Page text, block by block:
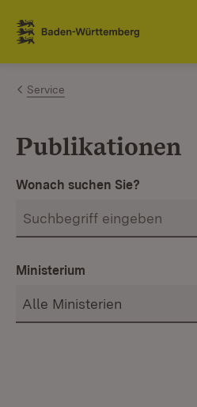
Zum Inhalt springen
Link zur Startseite
Service
Publikationen
Wonach suchen Sie?
Ministerium